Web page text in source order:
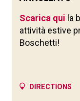
Scarica qui la
attività estive
Boschetti!
DIRECTIONS